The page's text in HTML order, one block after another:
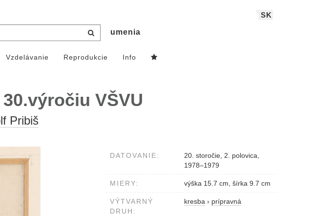
SK
umenia
Vzdelávanie Reprodukcie Info
VŠVU
Pribiš
DATOVANIE:
20. storočie, 2. polovica,
1978–1979
MIERY: výška 15.7 cm, šírka 9.7 cm
VÝTVARNÝ
DRUH:
kresba › prípravná